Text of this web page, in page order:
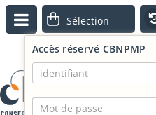
Accès réservé CBNPMP